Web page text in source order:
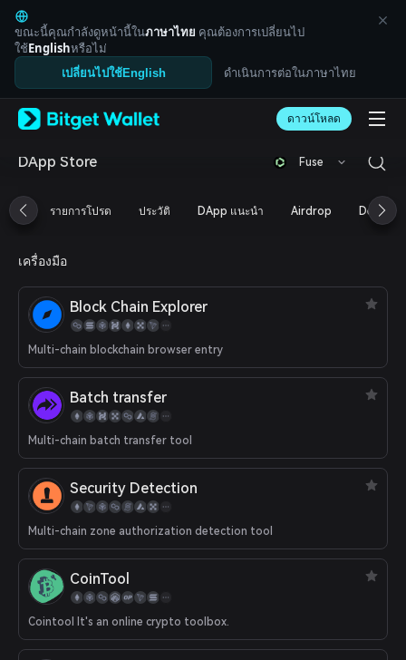
English
日本語
Tiếng Việt
Русский
Español (Latinoamérica)
Italiano
Deutsch
繁體中文
Português (Portugal)
ภาษาไทย
हिन्दी
Español
Português (Brasil)
Español (Argentina)
ขณะนี้คุณกำลังดูหน้านี้ในภาษาไทย คุณต้องการเปลี่ยนไป
ใช้Englishหรือไม่
เปลี่ยนไปใช้English ดำเนินการต่อในภาษาไทย
ดาวน์โหลด
DApp Store Fuse
รายการโปรด ประวัติ DApp แนะนำ Airdrop DeFi
เครื่องมือ
Block Chain Explorer
Multi-chain blockchain browser entry
Batch transfer
Multi-chain batch transfer tool
Security Detection
Multi-chain zone authorization detection tool
CoinTool
Cointool It's an online crypto toolbox.